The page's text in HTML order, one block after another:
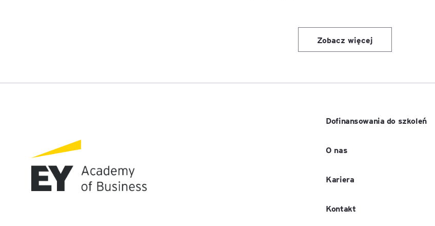
Zobacz więcej
Dofinansowania do szkoleń
O nas
Kariera
Kontakt